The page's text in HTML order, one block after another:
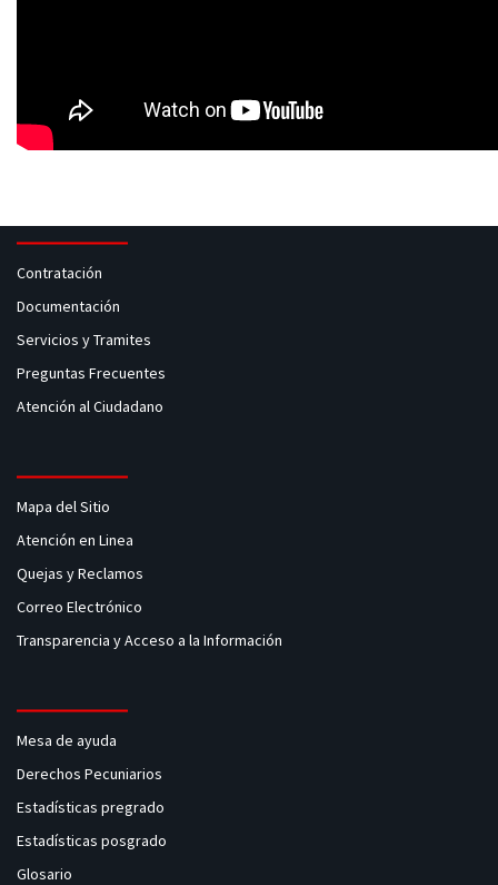
Contratación
Documentación
Servicios y Tramites
Preguntas Frecuentes
Atención al Ciudadano
Mapa del Sitio
Atención en Linea
Quejas y Reclamos
Correo Electrónico
Transparencia y Acceso a la Información
Mesa de ayuda
Derechos Pecuniarios
Estadísticas pregrado
Estadísticas posgrado
Glosario